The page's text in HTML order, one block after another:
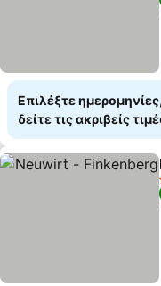
Επιλέξτε
δείτε τις ακριβείς